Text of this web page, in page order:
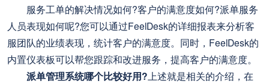
服务工单的解决情况如何?客户的满意度如何?派单服务
人员表现如何呢?您可以通过FeelDesk的详细报表来分析客
服团队的业绩表现，统计客户的满意度。同时，FeelDesk的
内置仪表板可以帮您跟踪和改进服务，提高客户的满意度。
派单管理系统哪个比较好用?上述就是相关的介绍，在